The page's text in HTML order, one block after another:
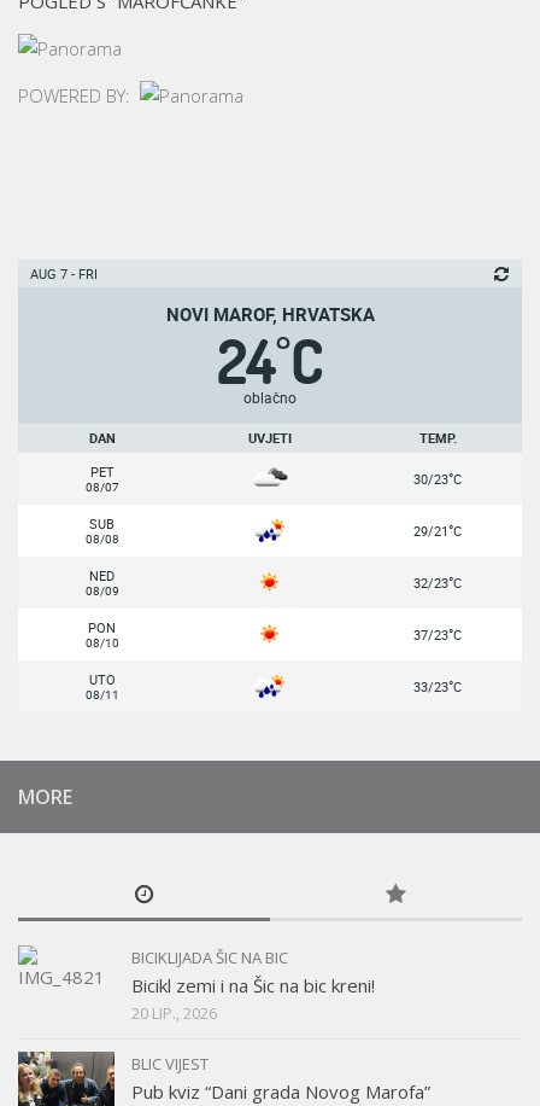
POWERED BY:
AUG 7 - FRI
NOVI MAROF, HRVATSKA
24°C
oblačno
DAN UVJETI
TEMP.
PET
08/07 30/23°C
SUB
08/08 29/21°C
NED
08/09 32/23°C
PON
08/10 37/23°C
UTO
08/11 33/23°C
MORE
BICIKLIJADA ŠIC NA BIC
Bicikl zemi i na Šic na bic kreni!
20 LIP., 2026
BLIC VIJEST
Pub kviz “Dani grada Novog Marofa”